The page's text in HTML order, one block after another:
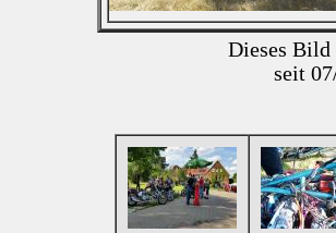
Dieses Bild
seit